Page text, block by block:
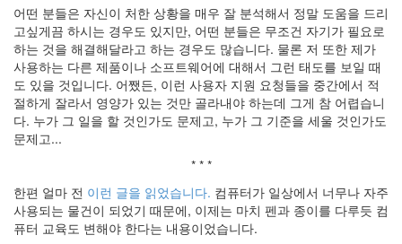
어떤 분들은 자신이 처한 상황을 매우 잘 분석해서 정말 도움을 드리
고싶게끔 하시는 경우도 있지만, 어떤 분들은 무조건 자기가 필요로
하는 것을 해결해달라고 하는 경우도 많습니다. 물론 저 또한 제가
사용하는 다른 제품이나 소프트웨어에 대해서 그런 태도를 보일 때
도 있을 것입니다. 어쨌든, 이런 사용자 지원 요청들을 중간에서 적
절하게 잘라서 영양가 있는 것만 골라내야 하는데 그게 참 어렵습니
다. 누가 그 일을 할 것인가도 문제고, 누가 그 기준을 세울 것인가도
문제고...
* * *
한편 얼마 전 이런 글을 읽었습니다. 컴퓨터가 일상에서 너무나 자주
사용되는 물건이 되었기 때문에, 이제는 마치 펜과 종이를 다루듯 컴
퓨터 교육도 변해야 한다는 내용이었습니다.